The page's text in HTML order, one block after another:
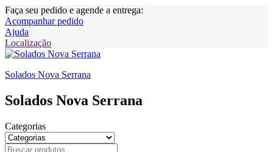
Faça seu pedido e agende a entrega:
Acompanhar pedido
Ajuda
Localização
Solados Nova Serrana
Solados Nova Serrana
Categorias